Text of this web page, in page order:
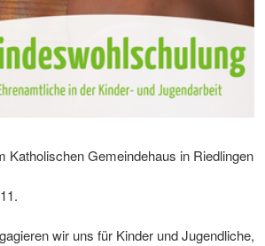
Katholischen Gemeindehaus in Riedlingen
wir uns für Kinder und Jugendliche,